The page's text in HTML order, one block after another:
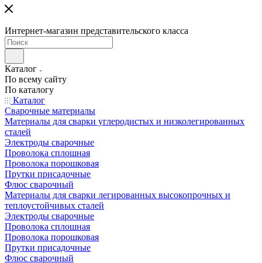
Интернет-магазин представительского класса
Каталог
По всему сайту
По каталогу
Каталог
Сварочные материалы
Материалы для сварки углеродистых и низколегированных
сталей
Электроды сварочные
Проволока сплошная
Проволока порошковая
Прутки присадочные
Флюс сварочный
Материалы для сварки легированных высокопрочных и
теплоустойчивых сталей
Электроды сварочные
Проволока сплошная
Проволока порошковая
Прутки присадочные
Флюс сварочный